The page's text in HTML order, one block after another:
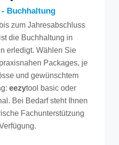
Buchhaltung
zum Jahresabschluss
die Buchhaltung in
erledigt. Wählen Sie
Packages, je
und gewünschtem
eezytool basic oder
Bei Bedarf steht Ihnen
Fachunterstützung